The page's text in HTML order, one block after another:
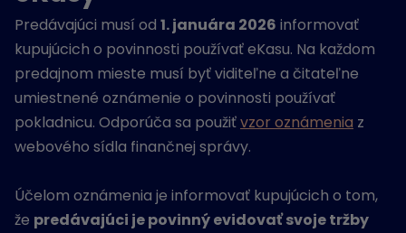
Predávajúci musí od 1. januára 2026 informovať
kupujúcich o povinnosti používať eKasu. Na každom
predajnom mieste musí byť viditeľne a čitateľne
umiestnené oznámenie o povinnosti používať
pokladnicu. Odporúča sa použiťvzor oznámenia z
webového sídla finančnej správy.
Účelom oznámenia je informovať kupujúcich o tom,
že predávajúci je povinný evidovať svoje tržby